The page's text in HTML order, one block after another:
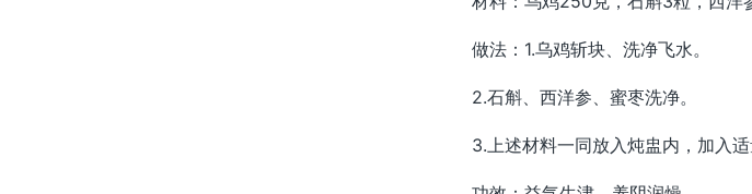
做法：1.乌鸡斩块、洗净飞水。
2.石斛、西洋参、蜜枣洗净。
3.上述材料一同放入炖盅内，加入